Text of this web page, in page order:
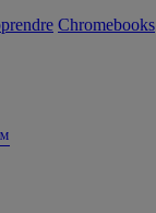
Chromebooks